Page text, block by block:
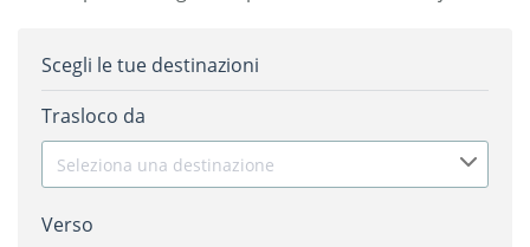
Scegli le tue destinazioni
Trasloco da
Seleziona una destinazione
Verso